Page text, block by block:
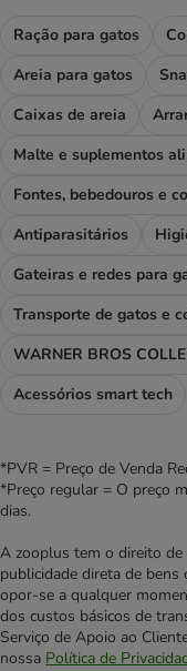
Ração para gatos
Areia para gatos
Caixas de areia
Antiparasitários
Gateiras e redes para
Transporte de gatos e
WARNER BROS
Acessórios smart tech
*PVR = Preço de Venda
*Preço regular = O preço
dias.
A zooplus tem o direito de
publicidade direta de
opor-se a qualquer
dos custos básicos de
Serviço de Apoio ao
nossa Política de